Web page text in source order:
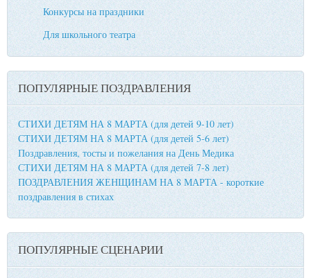
Конкурсы на праздники
Для школьного театра
ПОПУЛЯРНЫЕ ПОЗДРАВЛЕНИЯ
СТИХИ ДЕТЯМ НА 8 МАРТА (для детей 9-10 лет)
СТИХИ ДЕТЯМ НА 8 МАРТА (для детей 5-6 лет)
Поздравления, тосты и пожелания на День Медика
СТИХИ ДЕТЯМ НА 8 МАРТА (для детей 7-8 лет)
ПОЗДРАВЛЕНИЯ ЖЕНЩИНАМ НА 8 МАРТА - короткие
поздравления в стихах
ПОПУЛЯРНЫЕ СЦЕНАРИИ